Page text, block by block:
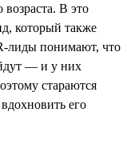
В это
который также
лиды понимают, что
— и у них
стараются
его